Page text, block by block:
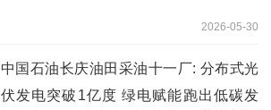
2026-05-30
中国石油长庆油田采油十一厂: 分布式光
伏发电突破1亿度 绿电赋能跑出低碳发